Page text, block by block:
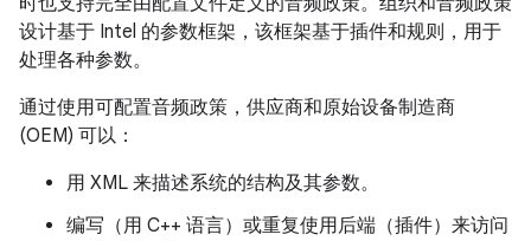
设计基于 Intel 的参数框架，该框架基于插件和规则，用于
处理各种参数。
通过使用可配置音频政策，供应商和原始设备制造商
(OEM) 可以：
用 XML 来描述系统的结构及其参数。
编写（用 C++ 语言）或重复使用后端（插件）来访问